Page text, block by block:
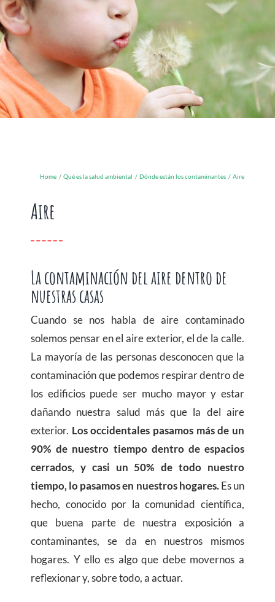
Home Qué es la salud ambiental Dónde están los contaminantes Aire
Aire
La contaminación del aire dentro de
nuestras casas
Cuando se nos habla de aire contaminado
solemos pensar en el aire exterior, el de la calle.
La mayoría de las personas desconocen que la
contaminación que podemos respirar dentro de
los edificios puede ser mucho mayor y estar
dañando nuestra salud más que la del aire
exterior. Los occidentales pasamos más de un
90% de nuestro tiempo dentro de espacios
cerrados, y casi un 50% de todo nuestro
tiempo, lo pasamos en nuestros hogares.Es un
hecho, conocido por la comunidad científica,
que buena parte de nuestra exposición a
contaminantes, se da en nuestros mismos
hogares. Y ello es algo que debe movernos a
reflexionar y, sobre todo, a actuar.